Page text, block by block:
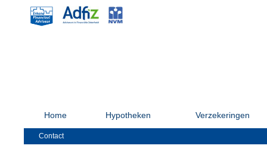
Home Hypotheken Verzekeringen
Contact